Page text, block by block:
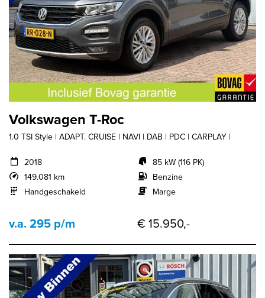
Volkswagen T-Roc
1.0 TSI Style | ADAPT. CRUISE | NAVI | DAB | PDC | CARPLAY |
2018
149.081 km
Handgeschakeld
85 kW (116 PK)
Benzine
Marge
v.a. 295 p/m € 15.950,-